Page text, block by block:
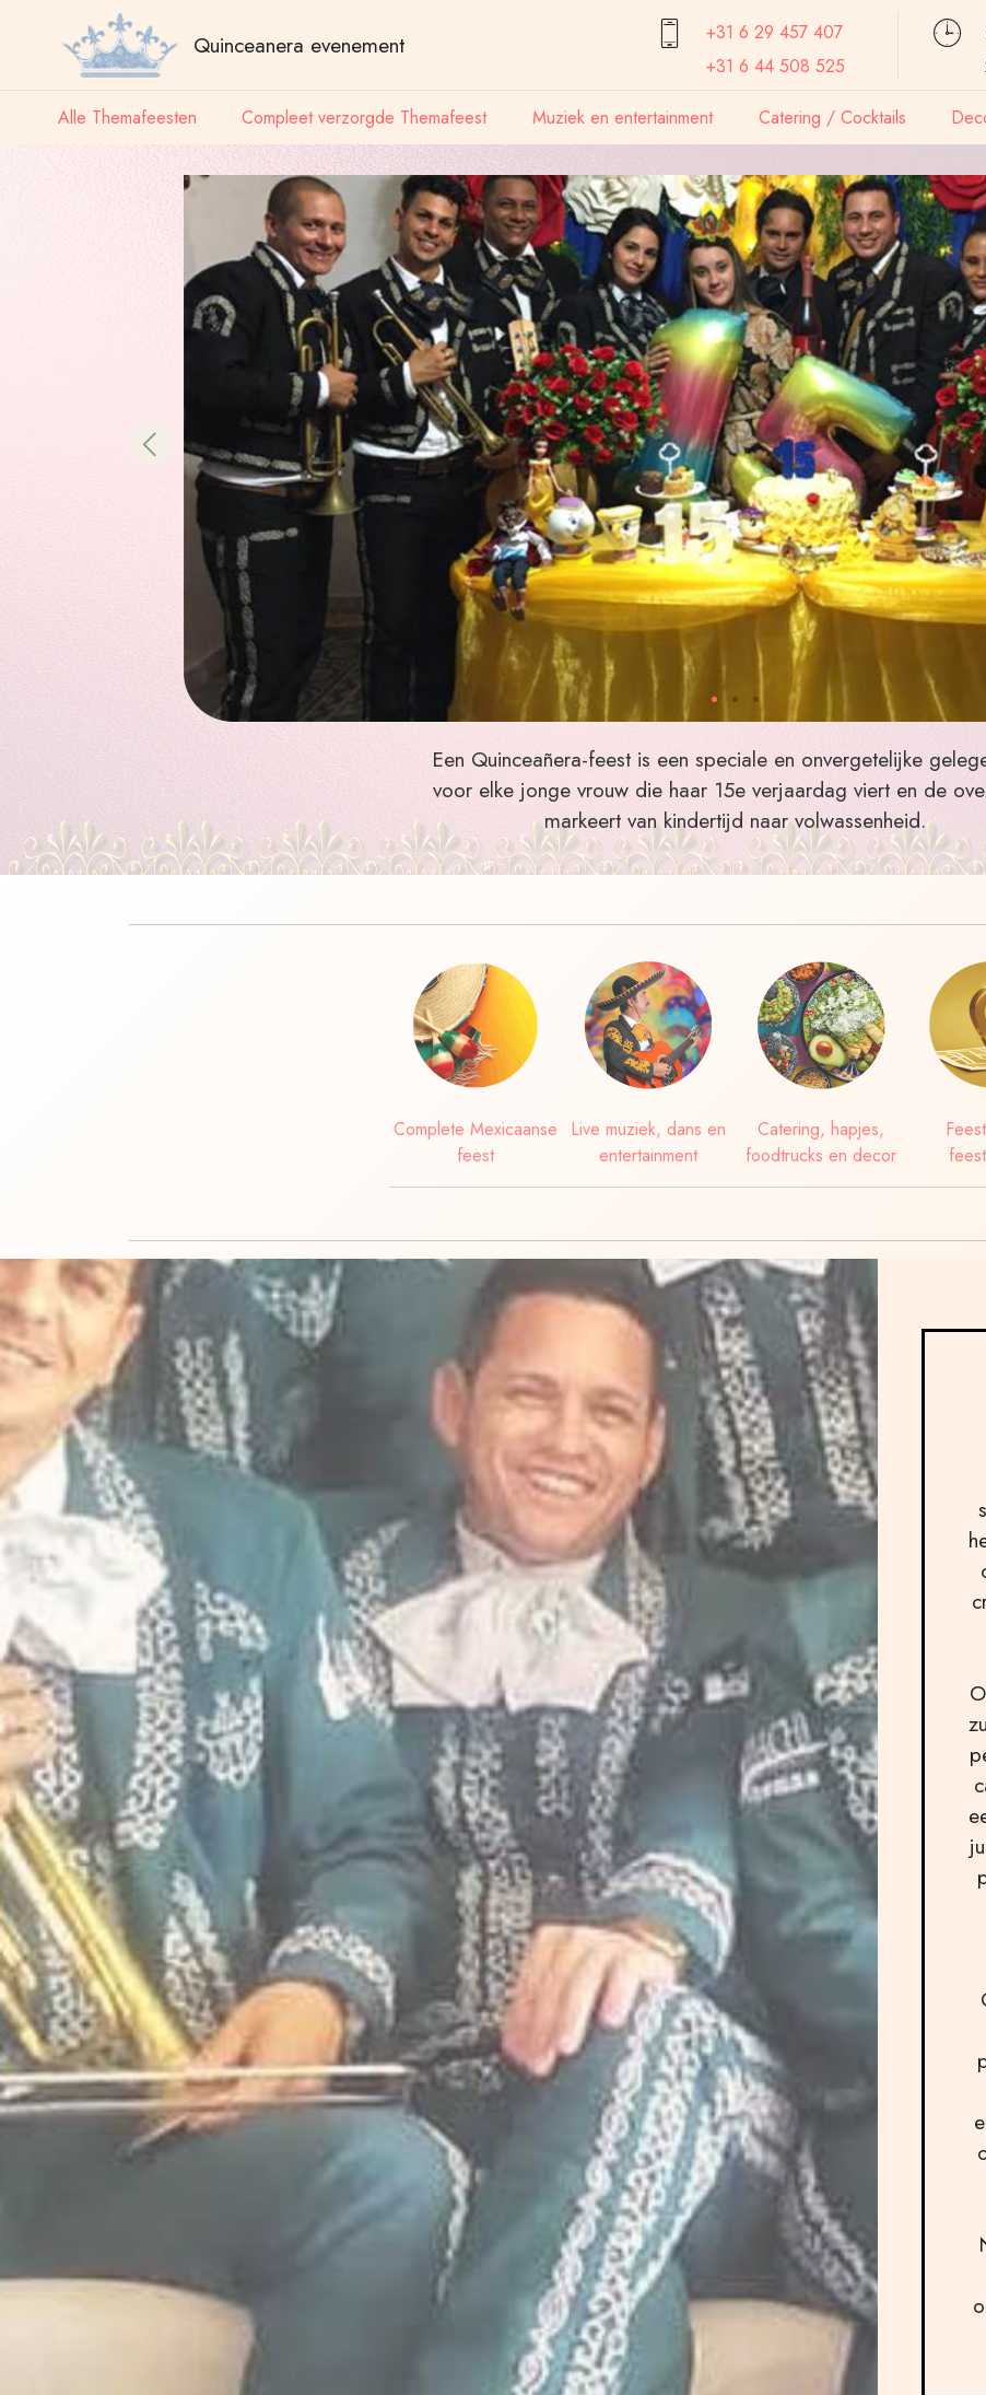
Quinceanera evenement +31 6 29 457 407
+31 6 44 508 525
Alle Themafeesten Compleet verzorgde Themafeest Muziek en entertainment Catering / Cocktails
Een Quinceañera-feest is een speciale en onvergetelijke
voor elke jonge vrouw die haar 15e verjaardag viert en de
markeert van kindertijd naar volwassenheid.
Previous
Complete Mexicaanse
feest
Live muziek, dans en
entertainment
Catering, hapjes,
foodtrucks en decor